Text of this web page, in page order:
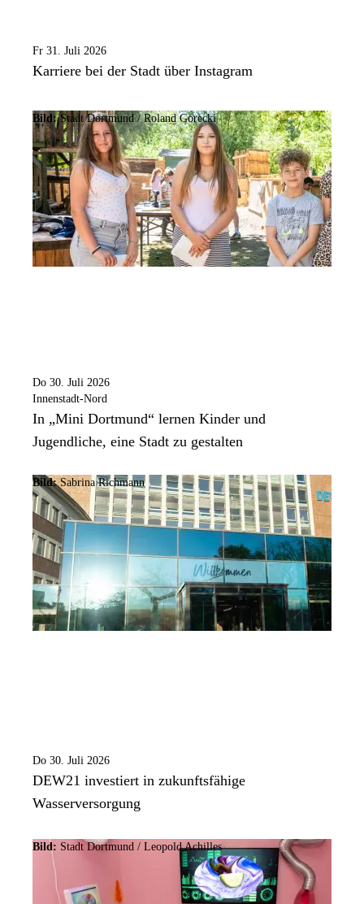
Fr 31. Juli 2026
Karriere bei der Stadt über Instagram
Bild:Stadt Dortmund / Roland Gorecki
Do 30. Juli 2026
Innenstadt-Nord
In „Mini Dortmund“ lernen Kinder und
Jugendliche, eine Stadt zu gestalten
Bild: Sabrina Richmann
Do 30. Juli 2026
DEW21 investiert in zukunftsfähige
Wasserversorgung
Bild: Stadt Dortmund / Leopold Achilles